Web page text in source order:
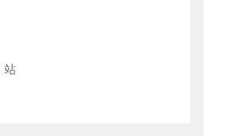
站